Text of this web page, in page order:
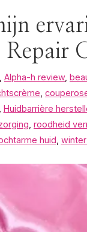
Alpha-h review,
Huidbarrière
roodheid
huid